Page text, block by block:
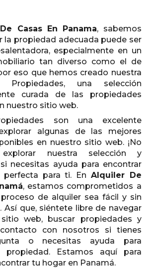
Casas En Panama, sabemos
la propiedad adecuada puede ser
especialmente en un
tan diverso como el de
eso que hemos creado nuestra
Propiedades, una selección
curada de las propiedades
nuestro sitio web.
son una excelente
algunas de las mejores
en nuestro sitio web. ¡No
nuestra selección y
necesitas ayuda para encontrar
perfecta para ti. En Alquiler De
, estamos comprometidos a
de alquiler sea fácil y sin
Así que, siéntete libre de navegar
web, buscar propiedades y
con nosotros si tienes
o necesitas ayuda para
propiedad. Estamos aquí para
tu hogar en Panamá.